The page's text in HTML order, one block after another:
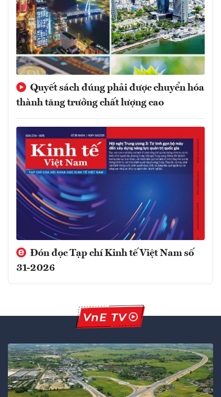
Quyết sách đúng phải được chuyển hóa
thành tăng trưởng chất lượng cao
Đón đọc Tạp chí Kinh tế Việt Nam số
31-2026